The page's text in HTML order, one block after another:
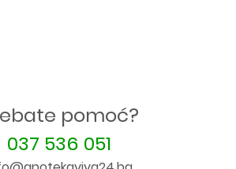
pomoć?
037 536 051